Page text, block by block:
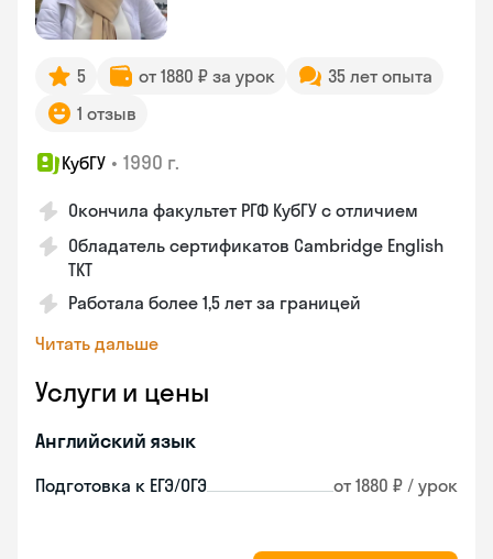
5 от 1880 ₽ за урок
35 лет опыта
1 отзыв
КубГУ • 1990 г.
Окончила факультет РГФ КубГУ с отличием
Обладатель сертификатов Cambridge English
TKT
Работала более 1,5 лет за границей
Читать дальше
Услуги и цены
Английский язык
Подготовка к ЕГЭ/ОГЭ от 1880 ₽ / урок